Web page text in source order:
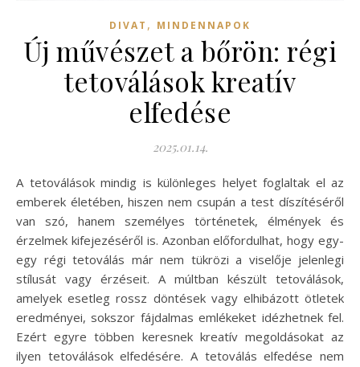
DIVAT , MINDENNAPOK
Új művészet a bőrön: régi
tetoválások kreatív
elfedése
2025.01.14.
A tetoválások mindig is különleges helyet foglaltak el az
emberek életében, hiszen nem csupán a test díszítéséről
van szó, hanem személyes történetek, élmények és
érzelmek kifejezéséről is. Azonban előfordulhat, hogy egy-
egy régi tetoválás már nem tükrözi a viselője jelenlegi
stílusát vagy érzéseit. A múltban készült tetoválások,
amelyek esetleg rossz döntések vagy elhibázott ötletek
eredményei, sokszor fájdalmas emlékeket idézhetnek fel.
Ezért egyre többen keresnek kreatív megoldásokat az
ilyen tetoválások elfedésére. A tetoválás elfedése nem